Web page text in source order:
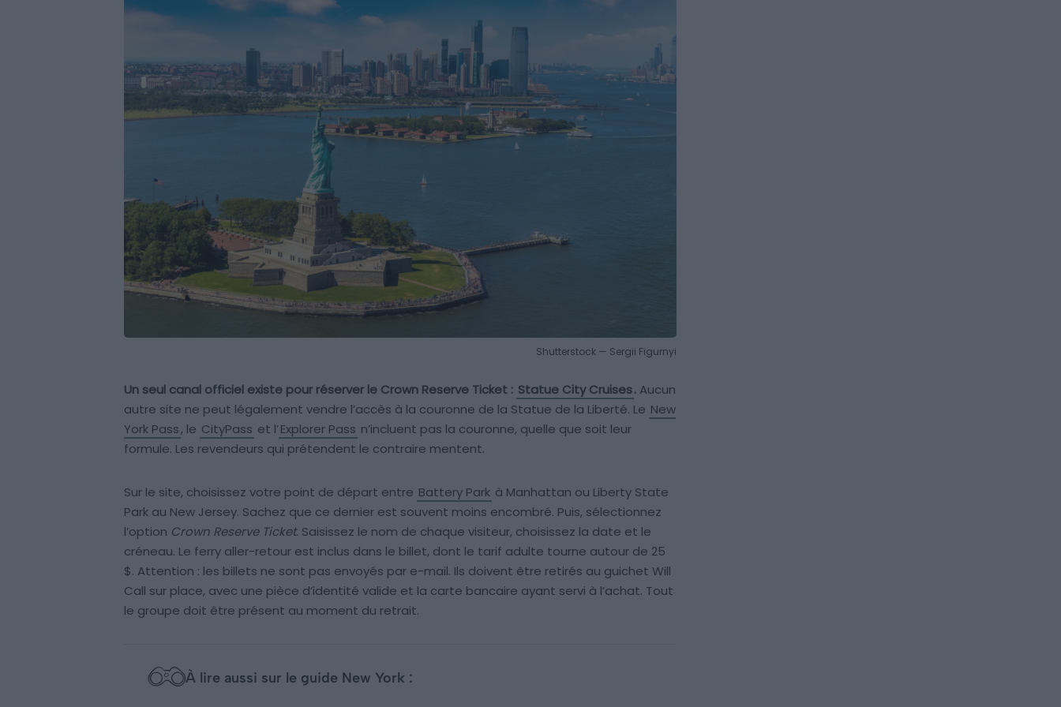
Shutterstock — Sergii Figurnyi
Un seul canal officiel existe pour réserver le Crown Reserve Ticket : Statue City Cruises. Aucun
autre site ne peut légalement vendre l’accès à la couronne de la Statue de la Liberté. Le New
York Pass, le CityPass et l’Explorer Pass n’incluent pas la couronne, quelle que soit leur
formule. Les revendeurs qui prétendent le contraire mentent.
Sur le site, choisissez votre point de départ entre Battery Park à Manhattan ou Liberty State
Park au New Jersey. Sachez que ce dernier est souvent moins encombré. Puis, sélectionnez
l’option Crown Reserve Ticket. Saisissez le nom de chaque visiteur, choisissez la date et le
créneau. Le ferry aller-retour est inclus dans le billet, dont le tarif adulte tourne autour de 25
$. Attention : les billets ne sont pas envoyés par e-mail. Ils doivent être retirés au guichet Will
Call sur place, avec une pièce d’identité valide et la carte bancaire ayant servi à l’achat. Tout
le groupe doit être présent au moment du retrait.
À lire aussi sur le guide New York :